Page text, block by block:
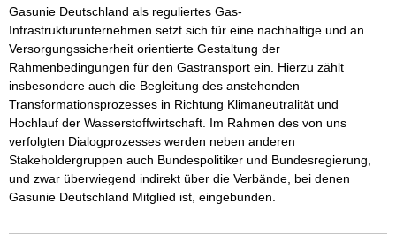
Gasunie Deutschland als reguliertes Gas-
Infrastrukturunternehmen setzt sich für eine nachhaltige und an
Versorgungssicherheit orientierte Gestaltung der
Rahmenbedingungen für den Gastransport ein. Hierzu zählt
insbesondere auch die Begleitung des anstehenden
Transformationsprozesses in Richtung Klimaneutralität und
Hochlauf der Wasserstoffwirtschaft. Im Rahmen des von uns
verfolgten Dialogprozesses werden neben anderen
Stakeholdergruppen auch Bundespolitiker und Bundesregierung,
und zwar überwiegend indirekt über die Verbände, bei denen
Gasunie Deutschland Mitglied ist, eingebunden.